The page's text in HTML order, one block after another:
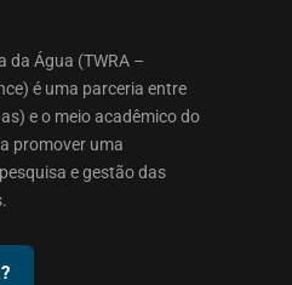
da Água (TWRA –
é uma parceria entre
e o meio acadêmico do
promover uma
e gestão das